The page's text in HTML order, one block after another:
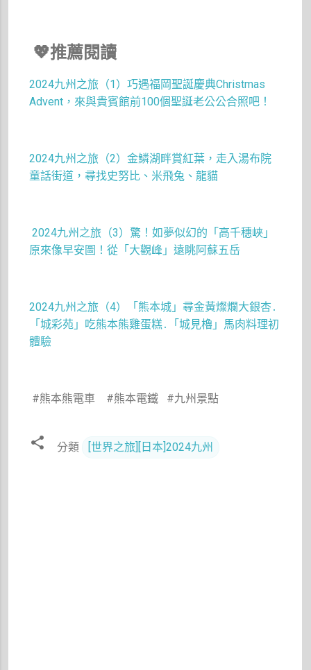
💖推薦閱讀
2024九州之旅（1）巧遇福岡聖誕慶典Christmas
Advent，來與貴賓館前100個聖誕老公公合照吧！
2024九州之旅（2）金鱗湖畔賞紅葉，走入湯布院
童話街道，尋找史努比、米飛兔、龍貓
2024九州之旅（3）驚！如夢似幻的「高千穗峽」
原來像早安圖！從「大觀峰」遠眺阿蘇五岳
2024九州之旅（4）「熊本城」尋金黃燦爛大銀杏․
「城彩苑」吃熊本熊雞蛋糕․「城見櫓」馬肉料理初
體驗
#熊本熊電車 #熊本電鐵 #九州景點
分類 [世界之旅][日本]2024九州